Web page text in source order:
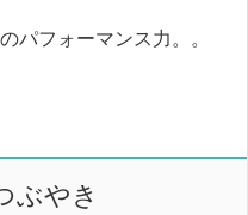
パフォーマンス力。。
ぶやき